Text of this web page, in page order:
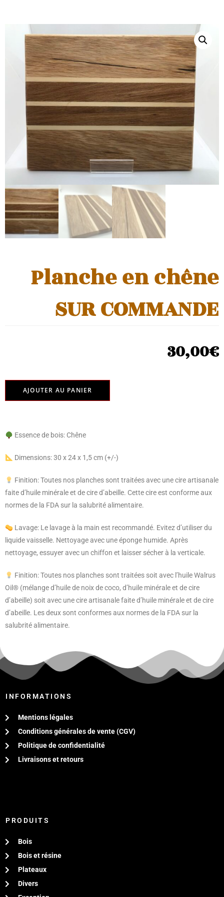
Planche en chêne
SUR COMMANDE
30,00€
AJOUTER AU PANIER
Essence de bois: Chêne
Dimensions: 30 x 24 x 1,5 cm (+/-)
Finition: Toutes nos planches sont traitées avec une cire artisanale
faite d’huile minérale et de cire d’abeille. Cette cire est conforme aux
normes de la FDA sur la salubrité alimentaire.
Lavage: Le lavage à la main est recommandé. Evitez d’utiliser du
liquide vaisselle. Nettoyage avec une éponge humide. Après
nettoyage, essuyer avec un chiffon et laisser sécher à la verticale.
Finition: Toutes nos planches sont traitées soit avec l’huile Walrus
Oil® (mélange d’huile de noix de coco, d’huile minérale et de cire
d’abeille) soit avec une cire artisanale faite d’huile minérale et de cire
d’abeille. Les deux sont conformes aux normes de la FDA sur la
salubrité alimentaire.
INFORMATIONS
Mentions légales
Conditions générales de vente (CGV)
Politique de confidentialité
Livraisons et retours
PRODUITS
Bois
Bois et résine
Plateaux
Divers